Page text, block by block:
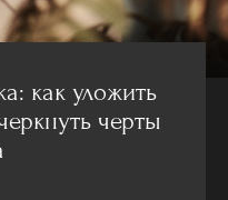
как уложить
черты